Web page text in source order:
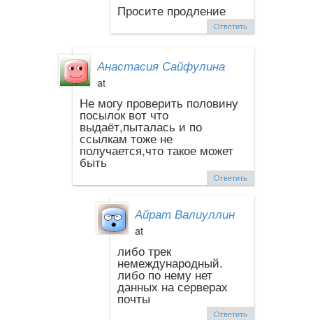
Просите продление
Ответить
Анастасия Сайфулина
at
Не могу проверить половину
посылок вот что
выдаёт,пыталась и по
ссылкам тоже не
получается,что такое может
быть
Ответить
Айрат Валиуллин
at
либо трек
немеждународный.
либо по нему нет
данных на серверах
почты
Ответить